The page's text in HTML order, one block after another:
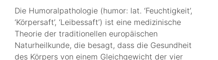
Die Humoralpathologie (humor: lat. ‘Feuchtigkeit’,
‘Körpersaft’, ‘Leibessaft’) ist eine medizinische
Theorie der traditionellen europäischen
Naturheilkunde, die besagt, dass die Gesundheit
des Körpers von einem Gleichgewicht der vier